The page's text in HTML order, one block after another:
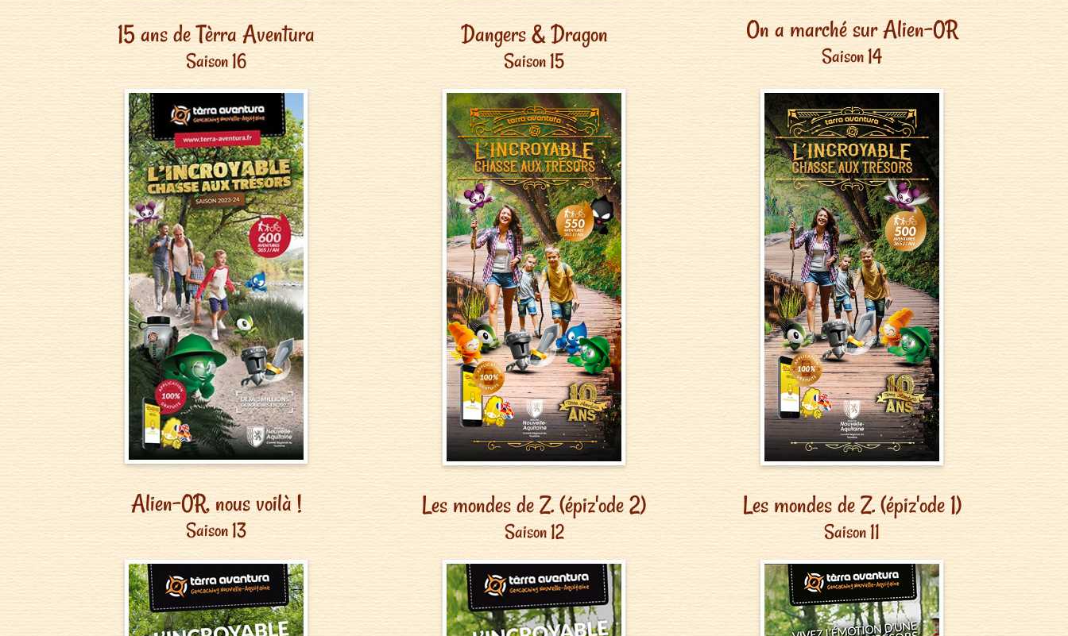
15 ans de Tèrra Aventura
Saison 16
Dangers & Dragon
Saison 15
On a marché sur Alien-0R
Saison 14
Alien-0R, nous voilà !
Saison 13
Les mondes de Z. (épiz'ode 2)
Saison 12
Les mondes de Z. (épiz'ode 1)
Saison 11